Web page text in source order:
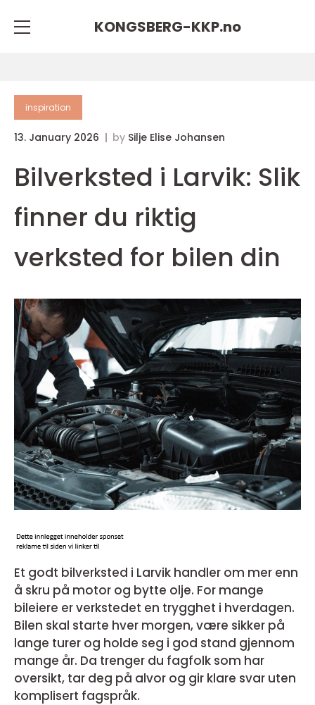
KONGSBERG-KKP.no
inspiration
13. January 2026 by Silje Elise Johansen
Bilverksted i Larvik: Slik
finner du riktig
verksted for bilen din
Et godt bilverksted i Larvik handler om mer enn
å skru på motor og bytte olje. For mange
bileiere er verkstedet en trygghet i hverdagen.
Bilen skal starte hver morgen, være sikker på
lange turer og holde seg i god stand gjennom
mange år. Da trenger du fagfolk som har
oversikt, tar deg på alvor og gir klare svar uten
komplisert fagspråk.